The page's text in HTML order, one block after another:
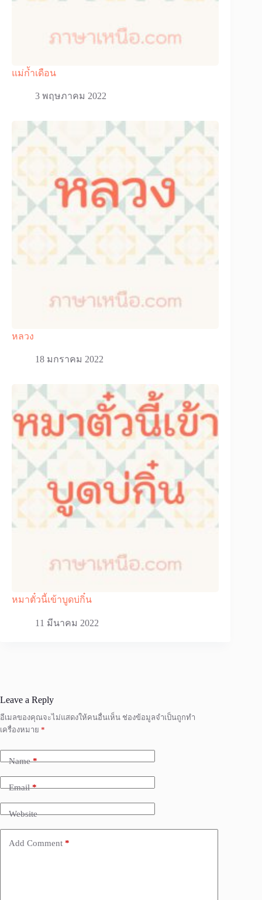
แม่ก๋้าเดือน
3 พฤษภาคม 2022
หลวง
18 มกราคม 2022
หมาตั๋วนี้เข้าบูดบ่กิ๋น
11 มีนาคม 2022
Leave a Reply
อีเมลของคุณจะไม่แสดงให้คนอื่นเห็น ช่องข้อมูลจำเป็นถูกทำ
เครื่องหมาย *
Name*
Email*
Website
Add Comment *